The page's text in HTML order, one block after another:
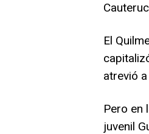
El
atrevió
Pero en
juvenil